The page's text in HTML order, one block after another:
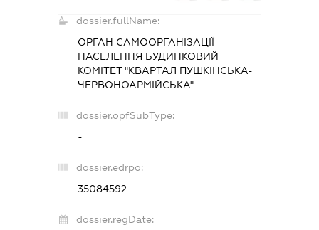
dossier.fullName:
ОРГАН САМООРГАНІЗАЦІЇ
НАСЕЛЕННЯ БУДИНКОВИЙ
КОМІТЕТ "КВАРТАЛ ПУШКІНСЬКА-
ЧЕРВОНОАРМІЙСЬКА"
dossier.opfSubType:
-
dossier.edrpo:
35084592
dossier.regDate: